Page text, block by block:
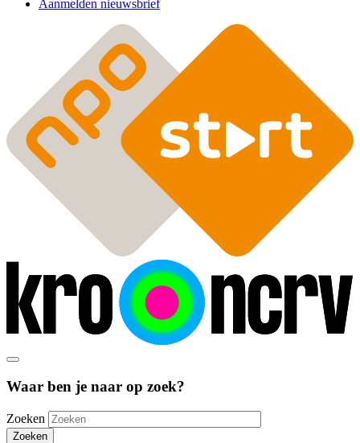
Aanmelden nieuwsbrief
Waar ben je naar op zoek?
Zoeken
Zoeken